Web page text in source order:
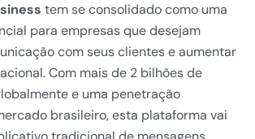
tem se consolidado como uma
para empresas que desejam
com seus clientes e aumentar
Com mais de 2 bilhões de
e uma penetração
brasileiro, esta plataforma vai